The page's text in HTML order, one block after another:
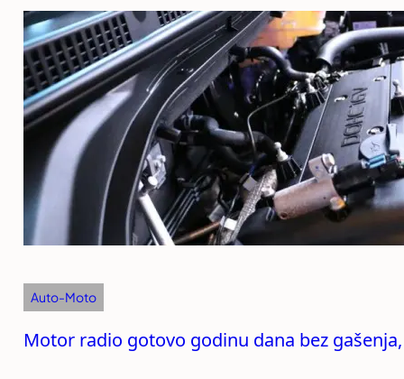
Auto-Moto
Motor radio gotovo godinu dana bez